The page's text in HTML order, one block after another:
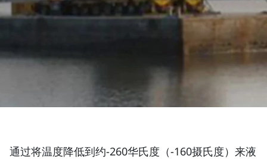
通过将温度降低到约-260华氏度（-160摄氏度）来液